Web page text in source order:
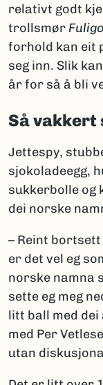
relativt godt
trollsmør
forhold kan eit
seg inn. Slik
år for så å bli
Så vakkert
Jettespy,
sjokoladeegg,
sukkerbolle og
dei norske
– Reint
er det vel eg
norske namna
sette eg meg
litt ball med
med Per
utan